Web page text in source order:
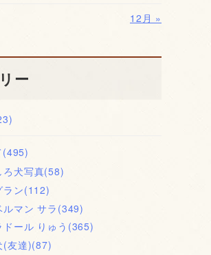
12月 »
ー
(495)
ろ犬写真(58)
ラン(112)
ルマン サラ(349)
ドール りゅう (365)
(友達)(87)